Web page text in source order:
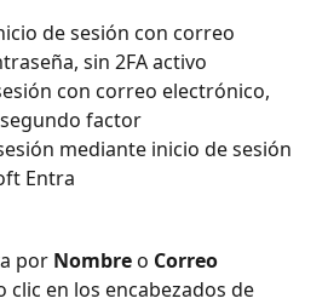
de sesión con correo
sin 2FA activo
con correo electrónico,
factor
mediante inicio de sesión
Entra
por Nombre o Correo
clic en los encabezados de